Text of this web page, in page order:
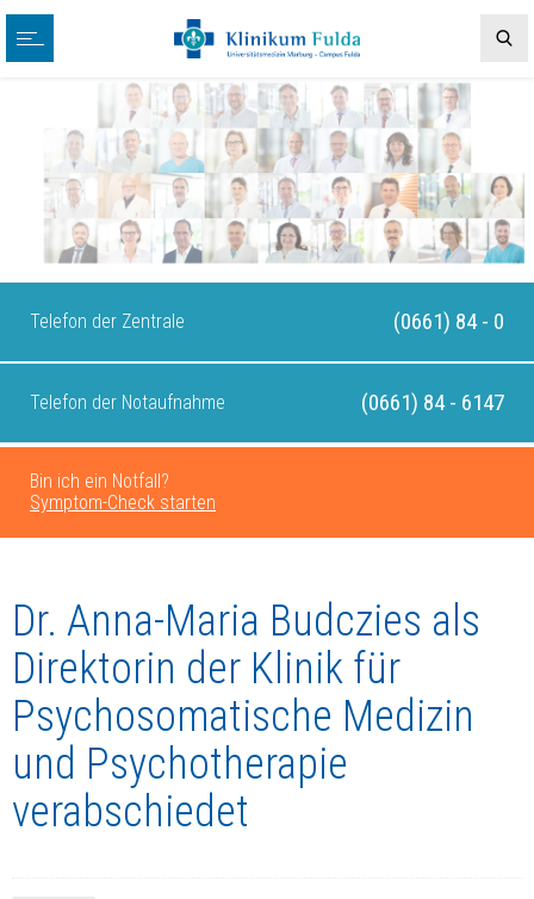
Telefon der Zentrale (0661) 84 - 0
Telefon der Notaufnahme (0661) 84 - 6147
Bin ich ein Notfall?
Symptom-Check starten
Dr. Anna-Maria Budczies als
Direktorin der Klinik für
Psychosomatische Medizin
und Psychotherapie
verabschiedet